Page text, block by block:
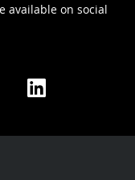
available on social
Share
LinkedIn